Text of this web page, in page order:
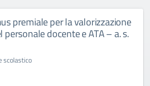
premiale per la valorizzazione
docente e ATA – a. s.
scolastico